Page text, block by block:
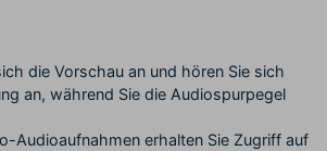
die Vorschau an und hören Sie sich
an, während Sie die Audiospurpegel
Audioaufnahmen erhalten Sie Zugriff auf